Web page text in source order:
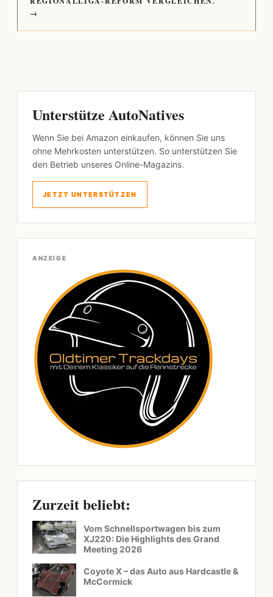
→
Unterstütze AutoNatives
Wenn Sie bei Amazon einkaufen, können Sie uns
ohne Mehrkosten unterstützen. So unterstützen Sie
den Betrieb unseres Online-Magazins.
JETZT UNTERSTÜTZEN
ANZEIGE
Zurzeit beliebt:
Vom Schnellsportwagen bis zum
XJ220: Die Highlights des Grand
Meeting 2026
Coyote X – das Auto aus Hardcastle &
McCormick